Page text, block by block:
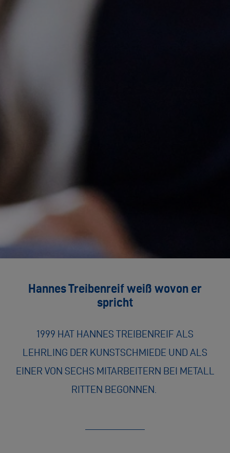
Hannes Treibenreif weiß wovon er
spricht
1999 HAT HANNES TREIBENREIF ALS
LEHRLING DER KUNSTSCHMIEDE UND ALS
EINER VON SECHS MITARBEITERN BEI METALL
RITTEN BEGONNEN.